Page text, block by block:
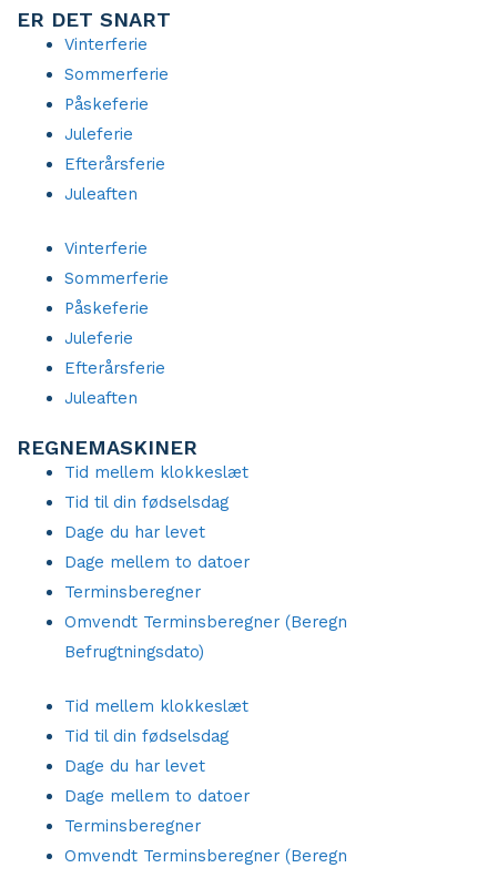
poker
ER DET SNART
Vinterferie
Sommerferie
Påskeferie
Juleferie
Efterårsferie
Juleaften
Vinterferie
Sommerferie
Påskeferie
Juleferie
Efterårsferie
Juleaften
REGNEMASKINER
Tid mellem klokkeslæt
Tid til din fødselsdag
Dage du har levet
Dage mellem to datoer
Terminsberegner
Omvendt Terminsberegner (Beregn
Befrugtningsdato)
Tid mellem klokkeslæt
Tid til din fødselsdag
Dage du har levet
Dage mellem to datoer
Terminsberegner
Omvendt Terminsberegner (Beregn